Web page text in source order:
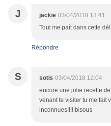
J jackie 03/04/2018 13:41
Tout me paît dans cette
Répondre
S sotis 03/04/2018 12:04
encore une jolie recette
venant te visiter tu me fait
inconnues!!!! bisous